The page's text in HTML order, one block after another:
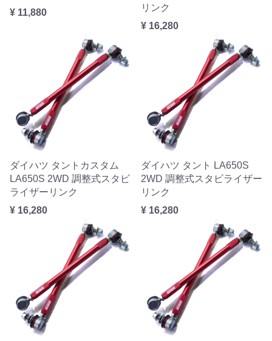
¥ 11,880
リンク
¥ 16,280
ダイハツ タントカスタム
LA650S 2WD 調整式スタビ
ライザーリンク
¥ 16,280
ダイハツ タント LA650S
2WD 調整式スタビライザー
リンク
¥ 16,280